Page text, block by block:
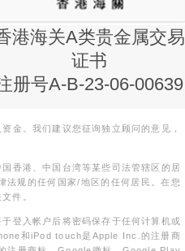
港海关A类贵金属交易
证书
册号A-B-23-06-00639
金。我们建议您征询独立顾问的意见，
香港、中国台湾等某些司法管辖区的居
法规的任何国家/地区的任何居民。在您
件。
登入帐户后将密码保存于任何计算机或
和iPod touch是Apple Inc.的注册商